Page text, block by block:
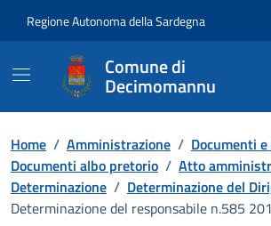
Regione Autonoma della Sardegna
Comune di
Decimomannu
Home / Amministrazione / Documenti
Documenti albo pretorio / Atto
Determinazione / Determinazione del
Determinazione del responsabile n.585